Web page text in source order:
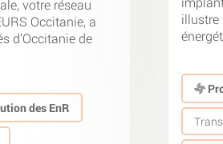
votre réseau
Occitanie, a
d’Occitanie de
des EnR
illustre